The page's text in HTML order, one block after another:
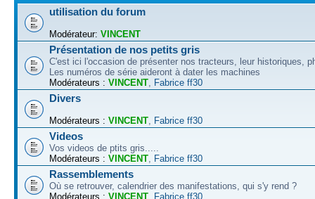
utilisation du forum
Modérateur: VINCENT
Présentation de nos petits gris
C'est ici l'occasion de présenter nos tracteurs, leur historiques,
Les numéros de série aideront à dater les machines
Modérateurs : VINCENT Fabrice ff30
Divers
Modérateurs : VINCENT Fabrice ff30
Videos
Vos videos de ptits gris.....
Modérateurs : VINCENT Fabrice ff30
Rassemblements
Où se retrouver, calendrier des manifestations, qui s'y rend ?
Modérateurs : VINCENT Fabrice ff30